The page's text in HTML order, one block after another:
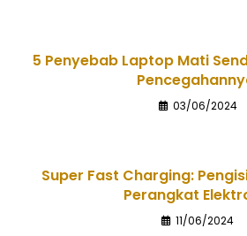
5 Penyebab Laptop Mati
03/06/2024
Super Fast Charging:
Perangkat
11/06/2024